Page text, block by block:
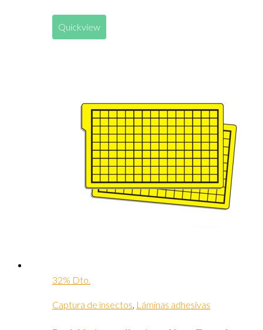
Quickview
32% Dto.
Captura de insectos, Láminas adhesivas